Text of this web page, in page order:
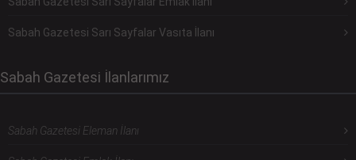
Sabah Gazetesi Sarı Sayfalar Vasıta İlanı
Sabah Gazetesi İlanlarımız
Sabah Gazetesi Eleman İlanı